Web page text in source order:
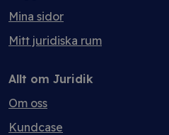
Mina sidor
Mitt juridiska rum
Allt om Juridik
Om oss
Kundcase